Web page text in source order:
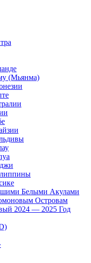
(Мьянма)
Белыми Акулами
Островам
2024 — 2025 Год